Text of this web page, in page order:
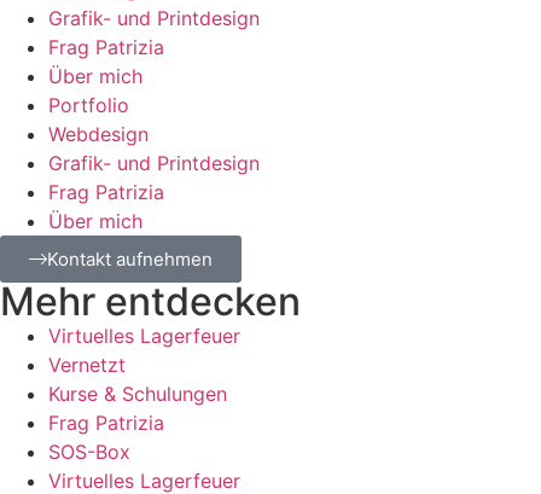
Grafik- und Printdesign
Frag Patrizia
Über mich
Portfolio
Webdesign
Grafik- und Printdesign
Frag Patrizia
Über mich
Kontakt aufnehmen
Mehr entdecken
Virtuelles Lagerfeuer
Vernetzt
Kurse & Schulungen
Frag Patrizia
SOS-Box
Virtuelles Lagerfeuer